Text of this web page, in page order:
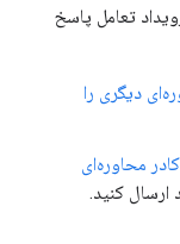
تعامل پاسخ
دیگری را
کادر محاوره‌ای
ارسال کنید.